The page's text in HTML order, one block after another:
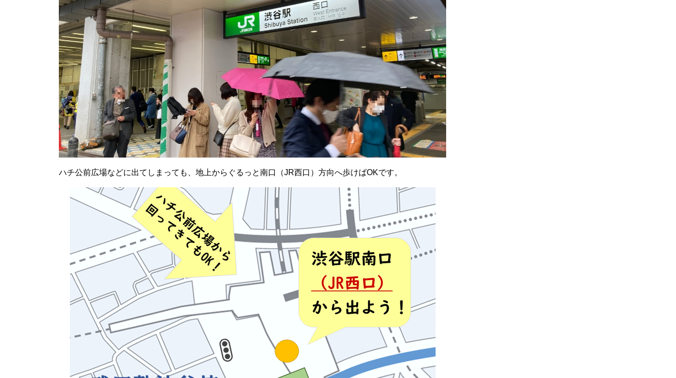
ハチ公前広場などに出てしまっても、地上からぐるっと南口（JR西口）方向へ歩けばOKです。